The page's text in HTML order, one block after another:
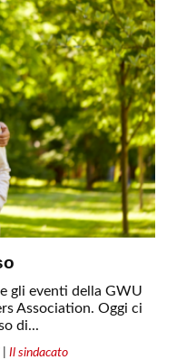
gli eventi della GWU
Association. Oggi ci
di...
Il sindacato